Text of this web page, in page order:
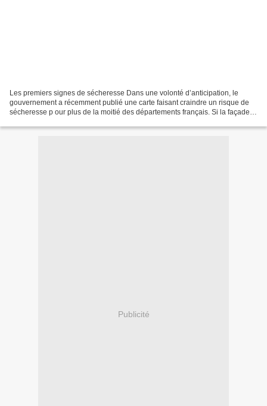
Les premiers signes de sécheresse Dans une volonté d’anticipation, le
gouvernement a récemment publié une carte faisant craindre un risque de
sécheresse p our plus de la moitié des départements français. Si la façade
Publicité